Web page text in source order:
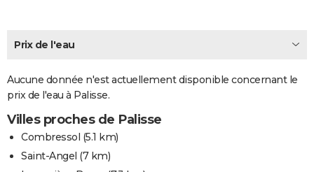
GUIDES D'ACHAT
BONS PLANS
CARTE DE VOEUX
Carte de Noël
Carte Bonne année
Carte Saint-Valentin
Carte Pâques
Carte d'anniversaire
DICTIONNAIRE
Dictionnaire
Biographies
Citations
Expressions
Proverbes
PROGRAMME TV
Prix de l'eau
Aucune donnée n'est actuellement disponible concernant le
prix de l'eau à Palisse.
Villes proches de Palisse
Combressol (5.1 km)
Saint-Angel (7 km)